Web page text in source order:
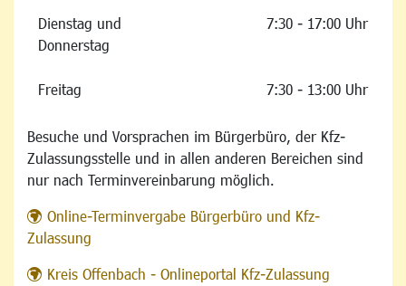
Dienstag und
Donnerstag
7:30 - 17:00 Uhr
Freitag 7:30 - 13:00 Uhr
Besuche und Vorsprachen im Bürgerbüro, der Kfz-
Zulassungsstelle und in allen anderen Bereichen sind
nur nach Terminvereinbarung möglich.
Online-Terminvergabe Bürgerbüro und Kfz-
Zulassung
Kreis Offenbach - Onlineportal Kfz-Zulassung